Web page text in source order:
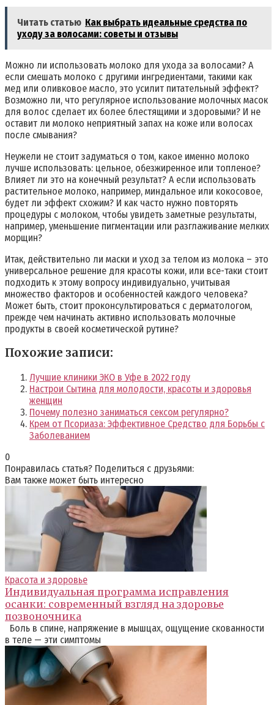
Читать статью Как выбрать идеальные средства по
уходу за волосами: советы и отзывы
Можно ли использовать молоко для ухода за волосами? А
если смешать молоко с другими ингредиентами, такими как
мед или оливковое масло, это усилит питательный эффект?
Возможно ли, что регулярное использование молочных масок
для волос сделает их более блестящими и здоровыми? И не
оставит ли молоко неприятный запах на коже или волосах
после смывания?
Неужели не стоит задуматься о том, какое именно молоко
лучше использовать: цельное, обезжиренное или топленое?
Влияет ли это на конечный результат? А если использовать
растительное молоко, например, миндальное или кокосовое,
будет ли эффект схожим? И как часто нужно повторять
процедуры с молоком, чтобы увидеть заметные результаты,
например, уменьшение пигментации или разглаживание мелких
морщин?
Итак, действительно ли маски и уход за телом из молока – это
универсальное решение для красоты кожи, или все-таки стоит
подходить к этому вопросу индивидуально, учитывая
множество факторов и особенностей каждого человека?
Может быть, стоит проконсультироваться с дерматологом,
прежде чем начинать активно использовать молочные
продукты в своей косметической рутине?
Похожие записи:
Лучшие клиники ЭКО в Уфе в 2022 году
Настрои Сытина для молодости, красоты и здоровья
женщин
Почему полезно заниматься сексом регулярно?
Крем от Псориаза: Эффективное Средство для Борьбы с
Заболеванием
0
Понравилась статья? Поделиться с друзьями:
Вам также может быть интересно
Красота и здоровье
Индивидуальная программа исправления
осанки: современный взгляд на здоровье
позвоночника
Боль в спине, напряжение в мышцах, ощущение скованности
в теле — эти симптомы